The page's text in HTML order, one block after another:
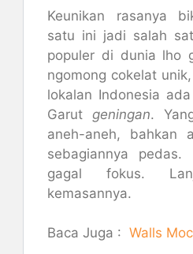
Keunikan rasanya
satu ini jadi salah
populer di dunia lho
ngomong cokelat
lokalan Indonesia
Garut geningan.
aneh-aneh, bahkan
sebagiannya
gagal fokus.
kemasannya.
Baca Juga : Walls